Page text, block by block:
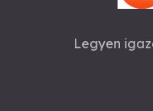
Legyen